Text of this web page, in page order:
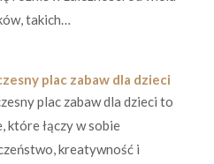
takich…
plac zabaw dla dzieci
plac zabaw dla dzieci to
które łączy w sobie
kreatywność i